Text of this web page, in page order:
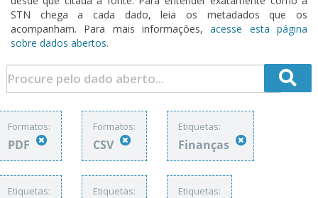
STN chega a cada dado, leia os metadados que os
acompanham. Para mais informações,acesse esta página
sobre dados abertos.
Formatos:
PDF
Formatos:
CSV
Etiquetas:
Finanças
Etiquetas: Etiquetas: Etiquetas: